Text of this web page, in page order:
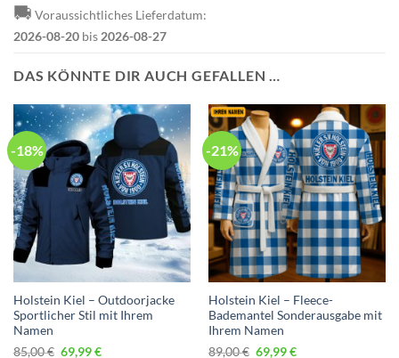
🚚 Voraussichtliches Lieferdatum:
2026-08-20 bis 2026-08-27
DAS KÖNNTE DIR AUCH GEFALLEN …
-18%
Holstein Kiel – Outdoorjacke
Sportlicher Stil mit Ihrem
Namen
85,00€ Ursprünglicher
69,99€Aktueller
-21%
Holstein Kiel – Fleece-
Bademantel Sonderausgabe mit
Ihrem Namen
89,00€ Ursprünglicher
69,99€Aktueller